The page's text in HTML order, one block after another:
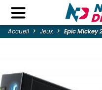
Accueil Jeux Epic Mickey